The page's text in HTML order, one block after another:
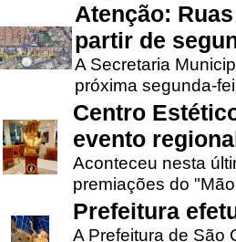
Atenção:
partir de
A Secretaria
próxima segunda-
Centro
evento
Aconteceu nesta
premiações do
Prefeitura
A Prefeitura de São